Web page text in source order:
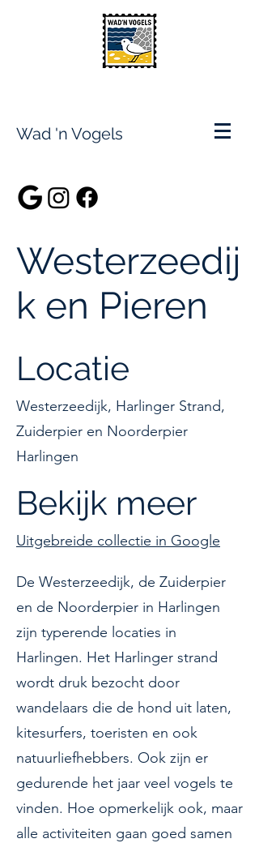
Wad 'n Vogels
Westerzeedij
k en Pieren
Locatie
Westerzeedijk, Harlinger Strand,
Zuiderpier en Noorderpier
Harlingen
Bekijk meer
Uitgebreide collectie in Google
De Westerzeedijk, de Zuiderpier
en de Noorderpier in Harlingen
zijn typerende locaties in
Harlingen. Het Harlinger strand
wordt druk bezocht door
wandelaars die de hond uit laten,
kitesurfers, toeristen en ook
natuurliefhebbers. Ook zijn er
gedurende het jaar veel vogels te
vinden. Hoe opmerkelijk ook, maar
alle activiteiten gaan goed samen